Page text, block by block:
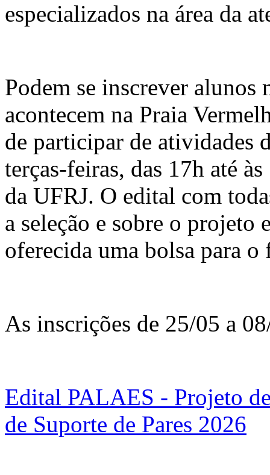
especializados na área da
Podem se inscrever alunos
acontecem na Praia
de participar de atividades
terças-feiras, das 17h até
da UFRJ. O edital com
a seleção e sobre o projeto
oferecida uma bolsa para
As inscrições de 25/05 a
Edital PALAES - Projeto
de Suporte de Pares 2026